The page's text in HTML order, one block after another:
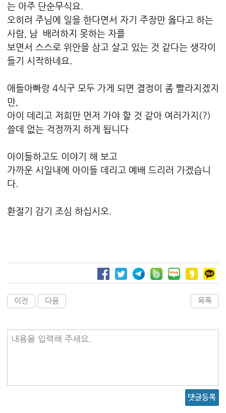
는 아주 단순무식요.
오히려 주님에 일을 한다면서 자기 주장만 옳다고 하는
사람, 남 배려하지 못하는 자를
보면서 스스로 위안을 삼고 살고 있는 것 같다는 생각이
들기 시작하네요.
애들아빠랑 4식구 모두 가게 되면 결정이 좀 빨라지겠지
만,
아이 데리고 저희만 먼저 가야 할 것 같아 여러가지(?)
쓸데 없는 걱정까지 하게 됩니다
아이들하고도 이야기 해 보고
가까운 시일내에 아이들 데리고 예배 드리러 가겠습니
다.
환절기 감기 조심 하십시오.
이전 다음 목록
내용을 입력해 주세요.
댓글등록